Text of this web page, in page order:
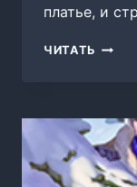
платье, и
ЧИТАТЬ